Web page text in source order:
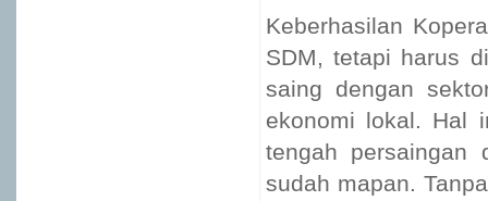
Keberhasilan
SDM, tetapi harus
saing dengan
ekonomi lokal. Hal
tengah persaingan
sudah mapan.